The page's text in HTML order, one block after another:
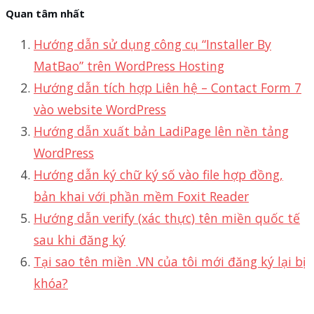
Quan tâm nhất
Hướng dẫn sử dụng công cụ “Installer By
MatBao” trên WordPress Hosting
Hướng dẫn tích hợp Liên hệ – Contact Form 7
vào website WordPress
Hướng dẫn xuất bản LadiPage lên nền tảng
WordPress
Hướng dẫn ký chữ ký số vào file hợp đồng,
bản khai với phần mềm Foxit Reader
Hướng dẫn verify (xác thực) tên miền quốc tế
sau khi đăng ký
Tại sao tên miền .VN của tôi mới đăng ký lại bị
khóa?